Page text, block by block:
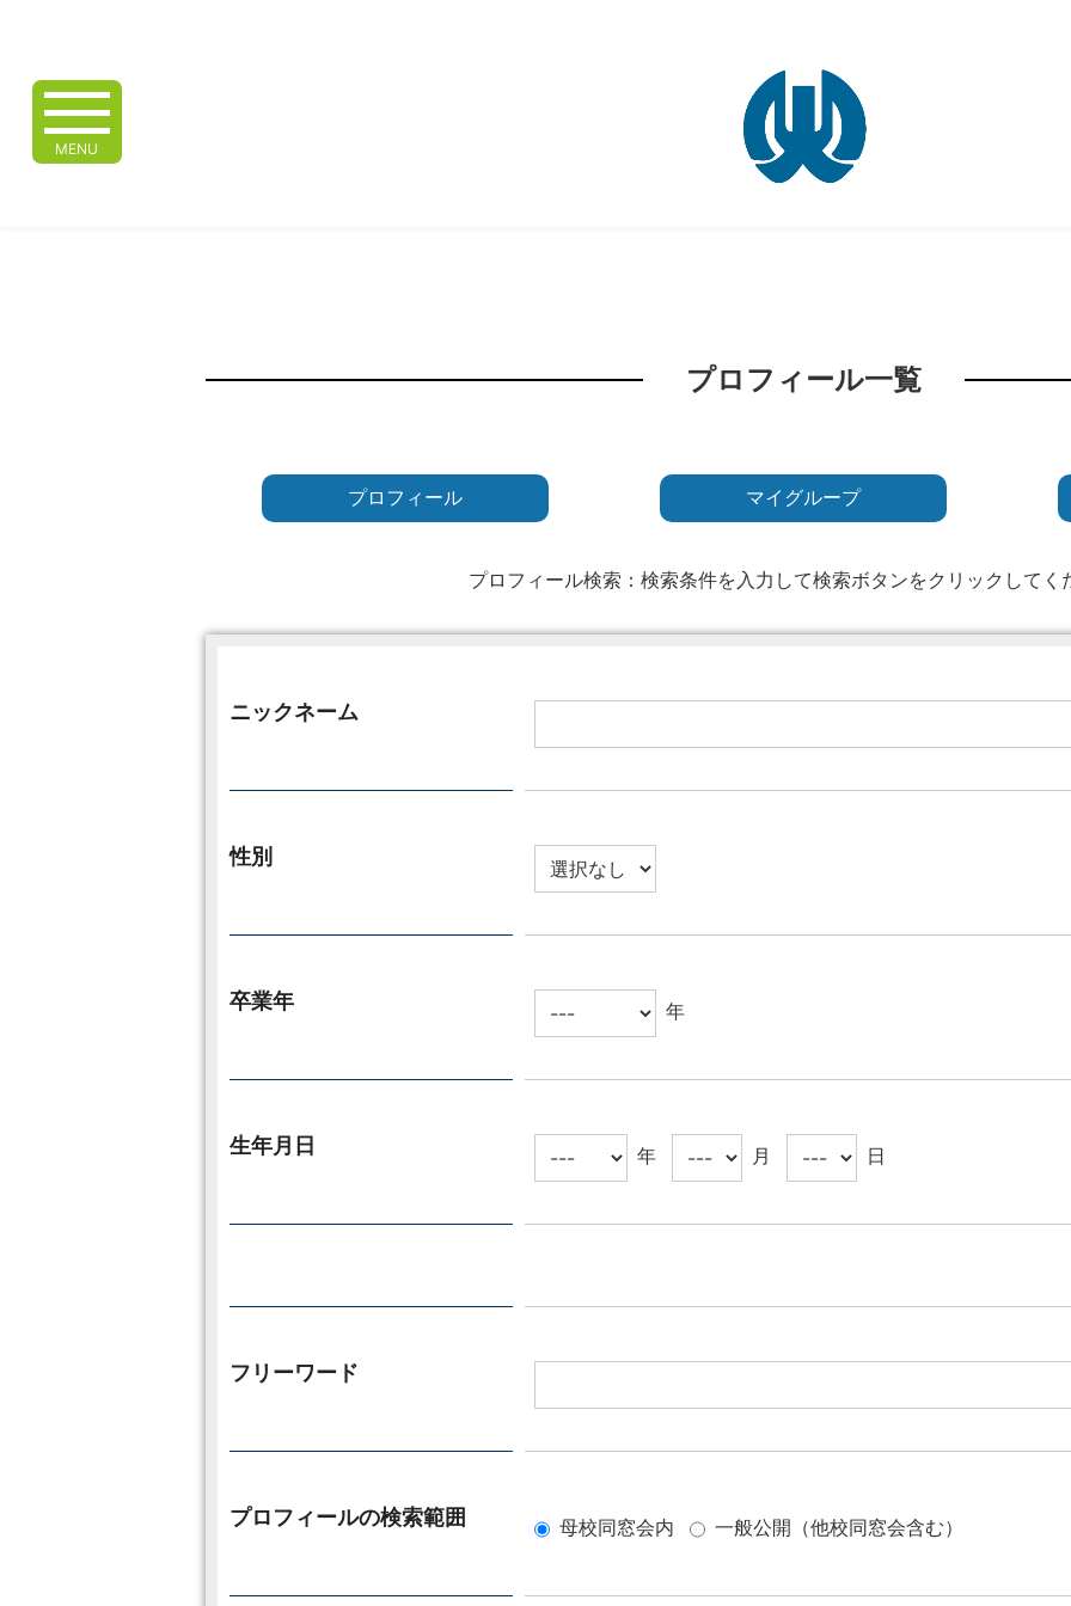
MENU
プロフィール一覧
プロフィール マイグループ
プロフィール検索： 検索条件を入力して検索ボタンをクリックしてく
ニックネーム
性別
卒業年 年
生年月日 年 月 日
フリーワード
プロフィールの検索範囲 母校同窓会内 一般公開（他校同窓会含む）